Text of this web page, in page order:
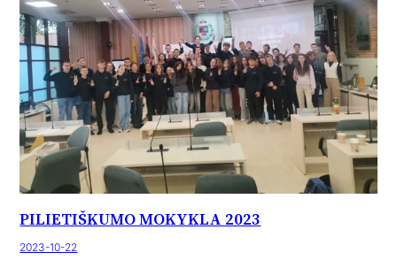
PILIETIŠKUMO MOKYKLA 2023
2023-10-22